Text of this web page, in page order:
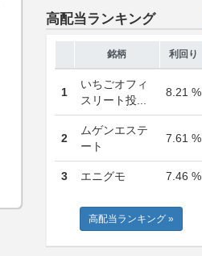
高配当ランキング
銘柄 利回り
1
いちごオフィ
スリート投...
8.21 %
2
ムゲンエステ
ート
7.61 %
3 エニグモ 7.46 %
高配当ランキング »